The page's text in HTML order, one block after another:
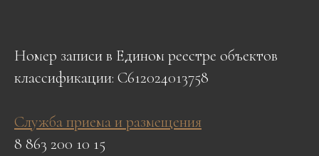
Номер записи в Едином реестре объектов
классификации: С612024013758
Служба приема и размещения
8 863 200 10 15